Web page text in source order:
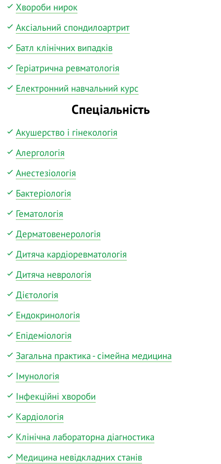
Хвороби нирок
Аксіальний спондилоартрит
Батл клінічних випадків
Геріатрична ревматологія
Електронний навчальний курс
Спеціальність
Акушерство і гінекологія
Алергологія
Анестезіологія
Бактеріологія
Гематологія
Дерматовенерологія
Дитяча кардіоревматологія
Дитяча неврологія
Дієтологія
Ендокринологія
Епідеміологія
Загальна практика - сімейна медицина
Імунологія
Інфекційні хвороби
Кардіологія
Клінічна лабораторна діагностика
Медицина невідкладних станів